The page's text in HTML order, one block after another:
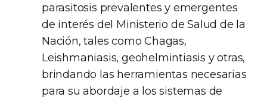
parasitosis prevalentes y emergentes
de interés del Ministerio de Salud de la
Nación, tales como Chagas,
Leishmaniasis, geohelmintiasis y otras,
brindando las herramientas necesarias
para su abordaje a los sistemas de